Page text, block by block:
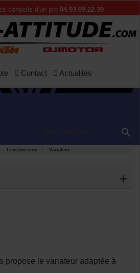
conseils d'un pro 04.93.09.22.39
Contact Actualités

Transmission Variateur
propose le variateur adaptée à